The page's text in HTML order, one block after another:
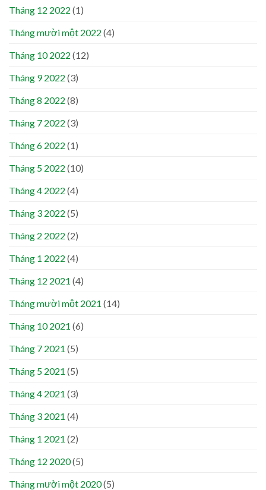
Tháng 12 2022 (1)
Tháng mười một 2022 (4)
Tháng 10 2022 (12)
Tháng 9 2022 (3)
Tháng 8 2022 (8)
Tháng 7 2022 (3)
Tháng 6 2022 (1)
Tháng 5 2022 (10)
Tháng 4 2022 (4)
Tháng 3 2022 (5)
Tháng 2 2022 (2)
Tháng 1 2022 (4)
Tháng 12 2021 (4)
Tháng mười một 2021 (14)
Tháng 10 2021 (6)
Tháng 7 2021 (5)
Tháng 5 2021 (5)
Tháng 4 2021 (3)
Tháng 3 2021 (4)
Tháng 1 2021 (2)
Tháng 12 2020(5)
Tháng mười một 2020(5)